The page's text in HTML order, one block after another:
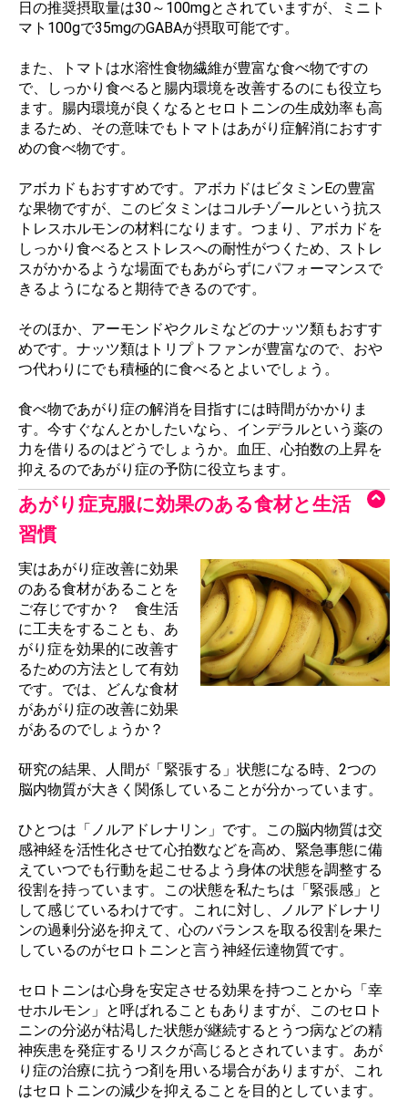
日の推奨摂取量は30～100mgとされていますが、ミニト
マト100gで35mgのGABAが摂取可能です。
また、トマトは水溶性食物繊維が豊富な食べ物ですの
で、しっかり食べると腸内環境を改善するのにも役立ち
ます。腸内環境が良くなるとセロトニンの生成効率も高
まるため、その意味でもトマトはあがり症解消におすす
めの食べ物です。
アボカドもおすすめです。アボカドはビタミンEの豊富
な果物ですが、このビタミンはコルチゾールという抗ス
トレスホルモンの材料になります。つまり、アボカドを
しっかり食べるとストレスへの耐性がつくため、ストレ
スがかかるような場面でもあがらずにパフォーマンスで
きるようになると期待できるのです。
そのほか、アーモンドやクルミなどのナッツ類もおすす
めです。ナッツ類はトリプトファンが豊富なので、おや
つ代わりにでも積極的に食べるとよいでしょう。
食べ物であがり症の解消を目指すには時間がかかりま
す。今すぐなんとかしたいなら、インデラルという薬の
力を借りるのはどうでしょうか。血圧、心拍数の上昇を
抑えるのであがり症の予防に役立ちます。
あがり症克服に効果のある食材と生活
習慣
実はあがり症改善に効果
のある食材があることを
ご存じですか？ 食生活
に工夫をすることも、あ
がり症を効果的に改善す
るための方法として有効
です。では、どんな食材
があがり症の改善に効果
があるのでしょうか？
研究の結果、人間が「緊張する」状態になる時、2つの
脳内物質が大きく関係していることが分かっています。
ひとつは「ノルアドレナリン」です。この脳内物質は交
感神経を活性化させて心拍数などを高め、緊急事態に備
えていつでも行動を起こせるよう身体の状態を調整する
役割を持っています。この状態を私たちは「緊張感」と
して感じているわけです。これに対し、ノルアドレナリ
ンの過剰分泌を抑えて、心のバランスを取る役割を果た
しているのがセロトニンと言う神経伝達物質です。
セロトニンは心身を安定させる効果を持つことから「幸
せホルモン」と呼ばれることもありますが、このセロト
ニンの分泌が枯渇した状態が継続するとうつ病などの精
神疾患を発症するリスクが高じるとされています。あが
り症の治療に抗うつ剤を用いる場合がありますが、これ
はセロトニンの減少を抑えることを目的としています。